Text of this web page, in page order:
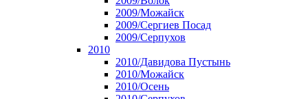
2009/Можайск
2009/Сергиев Посад
2009/Серпухов
2010
2010/Давидова Пустынь
2010/Можайск
2010/Осень